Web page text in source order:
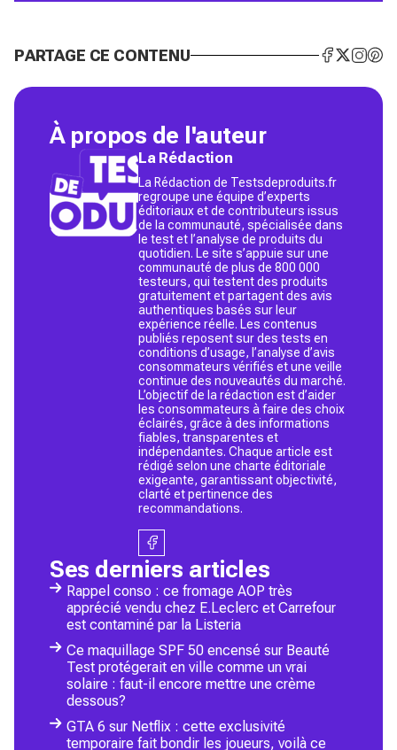
PARTAGE CE CONTENU
À propos de l'auteur
La Rédaction
La Rédaction de Testsdeproduits.fr
regroupe une équipe d’experts
éditoriaux et de contributeurs issus
de la communauté, spécialisée dans
le test et l’analyse de produits du
quotidien. Le site s’appuie sur une
communauté de plus de 800 000
testeurs, qui testent des produits
gratuitement et partagent des avis
authentiques basés sur leur
expérience réelle. Les contenus
publiés reposent sur des tests en
conditions d’usage, l’analyse d’avis
consommateurs vérifiés et une veille
continue des nouveautés du marché.
L’objectif de la rédaction est d’aider
les consommateurs à faire des choix
éclairés, grâce à des informations
fiables, transparentes et
indépendantes. Chaque article est
rédigé selon une charte éditoriale
exigeante, garantissant objectivité,
clarté et pertinence des
recommandations.
Ses derniers articles
Rappel conso : ce fromage AOP très
apprécié vendu chez E.Leclerc et Carrefour
est contaminé par la Listeria
Ce maquillage SPF 50 encensé sur Beauté
Test protégerait en ville comme un vrai
solaire : faut-il encore mettre une crème
dessous?
GTA 6 sur Netflix : cette exclusivité
temporaire fait bondir les joueurs, voilà ce